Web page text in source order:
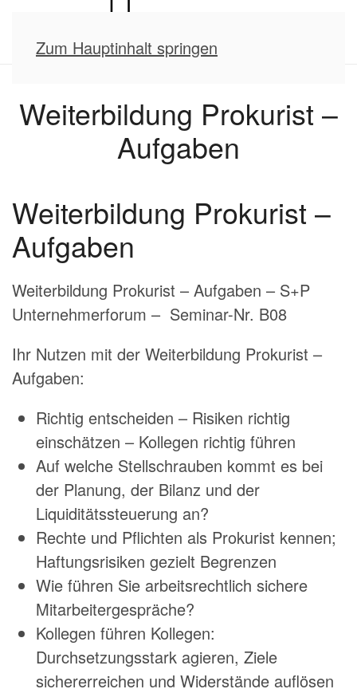
Zum Hauptinhalt springen
Weiterbildung Prokurist –
Aufgaben
Weiterbildung Prokurist –
Aufgaben
Weiterbildung Prokurist – Aufgaben – S+P
Unternehmerforum – Seminar-Nr. B08
Ihr Nutzen mit der Weiterbildung Prokurist –
Aufgaben:
Richtig entscheiden – Risiken richtig
einschätzen – Kollegen richtig führen
Auf welche Stellschrauben kommt es bei
der Planung, der Bilanz und der
Liquiditätssteuerung an?
Rechte und Pflichten als Prokurist kennen;
Haftungsrisiken gezielt Begrenzen
Wie führen Sie arbeitsrechtlich sichere
Mitarbeitergespräche?
Kollegen führen Kollegen:
Durchsetzungsstark agieren, Ziele
sichererreichen und Widerstände auflösen